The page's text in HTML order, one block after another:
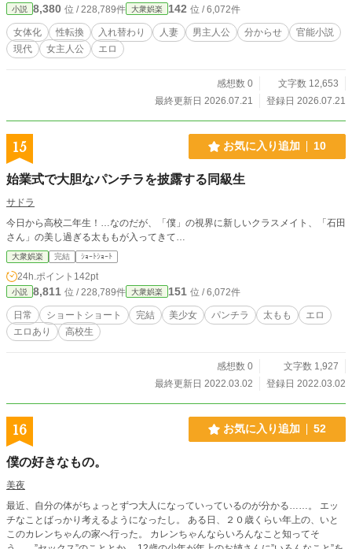
小説 8,380 位 / 228,789件 大衆娯楽 142 位 / 6,072件
女体化 性転換 入れ替わり 人妻 男主人公 分からせ
官能小説
現代
女主人公 エロ
感想数 0
文字数 12,653
最終更新日 2026.07.21
登録日 2026.07.21
15 お気に入り追加 10
始業式で大胆なパンチラを披露する同級生
サドラ
今日から高校二年生！…なのだが、「僕」の視界に新しいクラスメイト、「石田
さん」の美し過ぎる太ももが入ってきて…
大衆娯楽 完結 ｼｮｰﾄｼｮｰﾄ
24h.ポイント 142pt
小説 8,811 位 / 228,789件 大衆娯楽 151 位 / 6,072件
日常 ショートショート 完結 美少女 パンチラ 太もも
エロ
エロあり
高校生
感想数 0
文字数 1,927
最終更新日 2022.03.02
登録日 2022.03.02
16 お気に入り追加 52
僕の好きなもの。
美夜
最近、自分の体がちょっとずつ大人になっていっているのが分かる……。 エッ
チなことばっかり考えるようになったし。 ある日、２０歳くらい年上の、いと
このカレンちゃんの家へ行った。 カレンちゃんならいろんなこと知ってそ